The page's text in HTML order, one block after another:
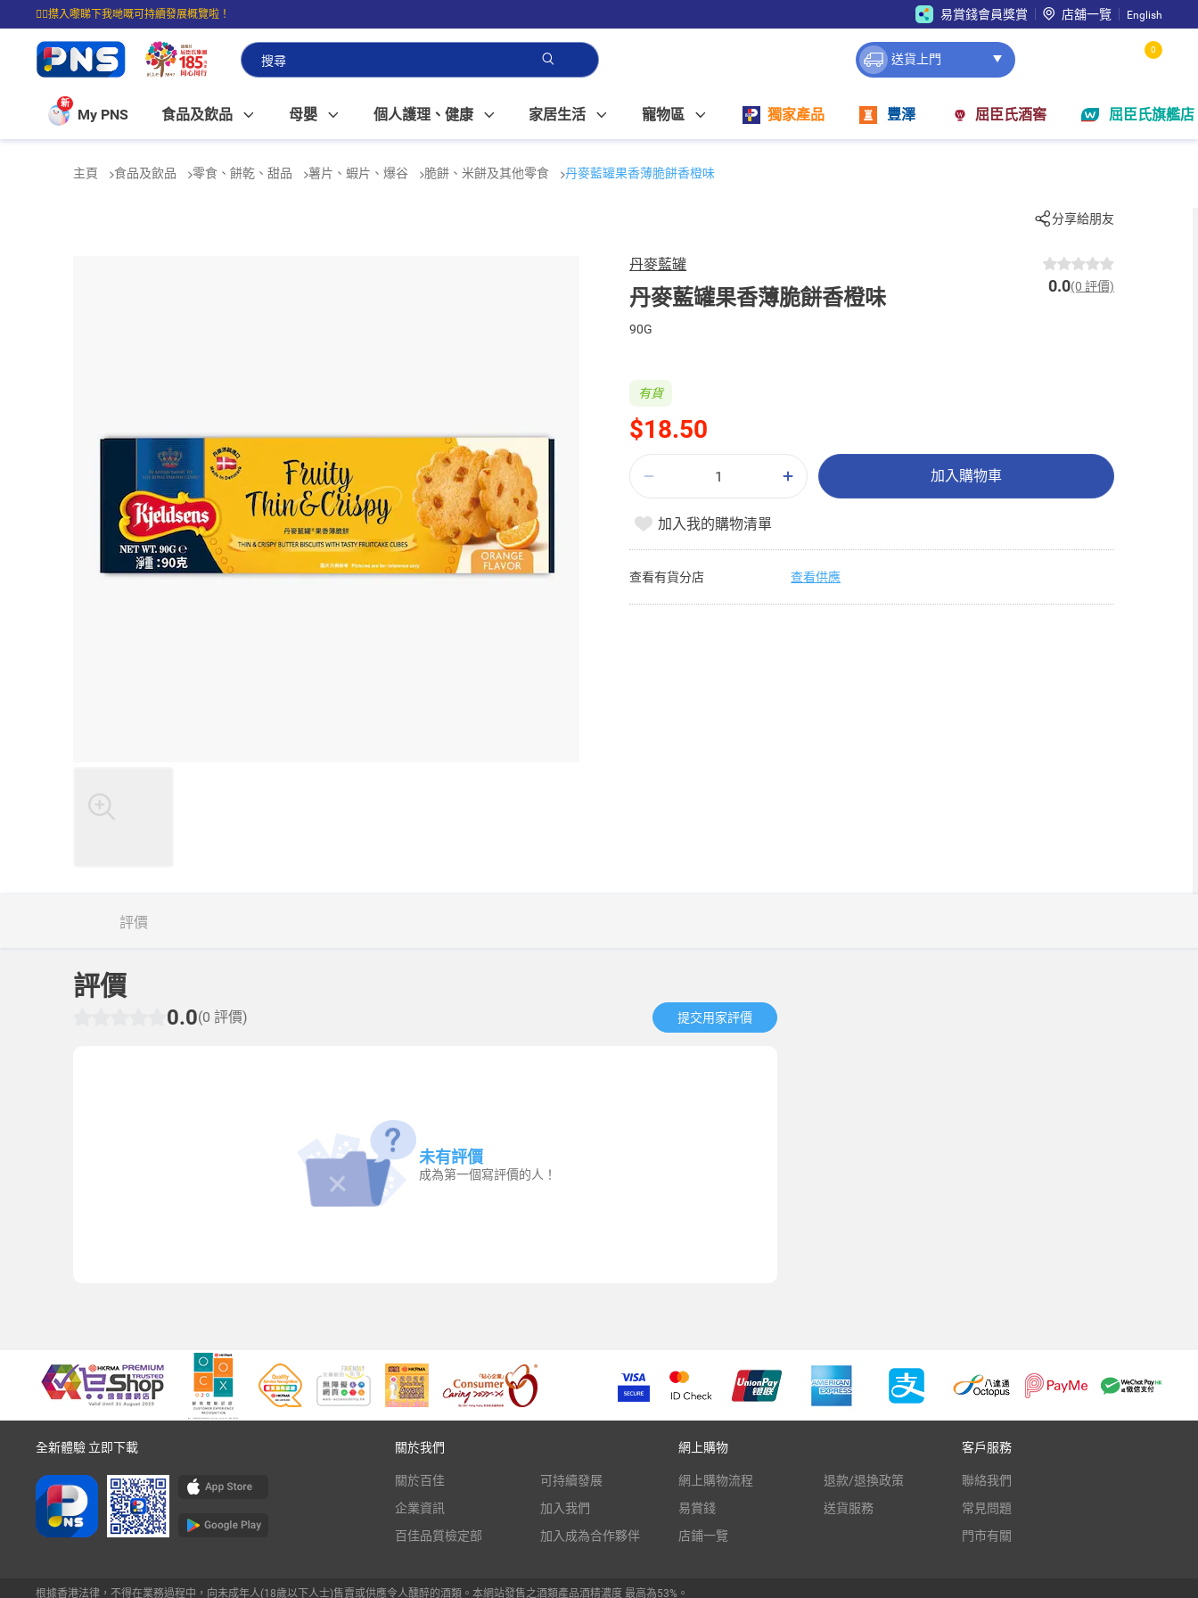
☝🏼㩒入嚟睇下我哋嘅可持續發展概覽啦！
⭐購物滿$399即享免費送貨；滿$100即可免費店取。
易賞錢會員獎賞 店舖一覽 English
送貨上門
0
新
My PNS 食品及飲品 母嬰 個人護理、健康 家居生活 寵物區 獨家產品 豐澤 屈臣氏酒窖 屈臣氏旗艦店
主頁 食品及飲品 零食、餅乾、甜品 薯片、蝦片、爆谷 脆餅、米餅及其他零食 丹麥藍罐果香薄脆餅香橙味
分享給朋友
丹麥藍罐
丹麥藍罐果香薄脆餅香橙味 0.0(0 評價)
90G
$18.50
有貨
加入購物車
加入我的購物清單
查看有貨分店 查看供應
評價
評價
0.0(0 評價) 提交用家評價​
未有評價
成為第一個寫評價的人！
全新體驗 立即下載 關於我們
關於百佳
企業資訊
百佳品質檢定部
可持續發展
加入我們
加入成為合作夥伴
網上購物
網上購物流程
易賞錢
店鋪一覽
退款/退換政策
送貨服務
客戶服務
聯絡我們
常見問題
門市有關
根據香港法律，不得在業務過程中，向未成年人(18歲以下人士)售賣或供應令人醺醉的酒類。本網站發售之酒類產品酒精濃度 最高為53%。